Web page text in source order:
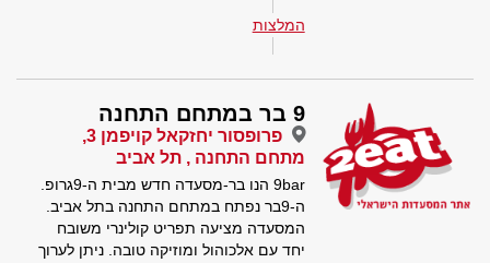
המלצות
9 בר במתחם התחנה
פרופסור יחזקאל קויפמן 3,
מתחם התחנה , תל אביב
9bar הנו בר-מסעדה חדש מבית ה-9גרופ.
ה-9בר נפתח במתחם התחנה בתל אביב.
המסעדה מציעה תפריט קולינרי משובח
יחד עם אלכוהול ומוזיקה טובה. ניתן לערוך